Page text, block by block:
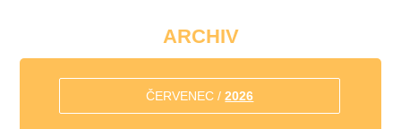
ARCHIV
ČERVENEC /2026